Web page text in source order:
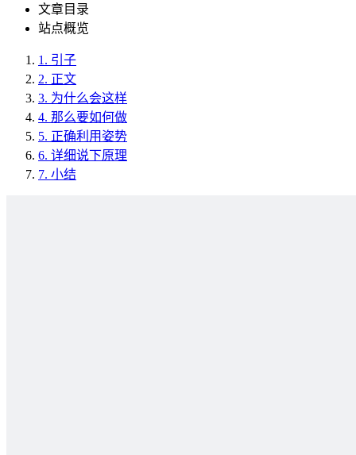
文章目录
站点概览
1. 引子
2. 正文
3. 为什么会这样
4. 那么要如何做
5. 正确利用姿势
6. 详细说下原理
7. 小结